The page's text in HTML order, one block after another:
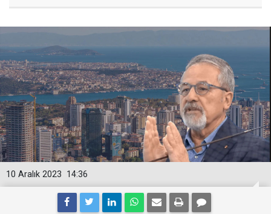
14:36
10 Aralık 2023